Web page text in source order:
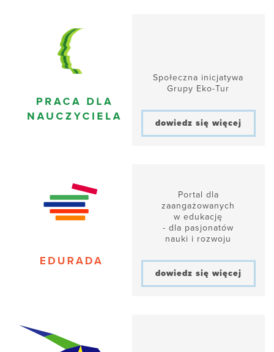
Społeczna inicjatywa
Grupy Eko-Tur
dowiedz się więcej
Portal dla
zaangażowanych
w edukację
- dla pasjonatów
nauki i rozwoju
dowiedz się więcej